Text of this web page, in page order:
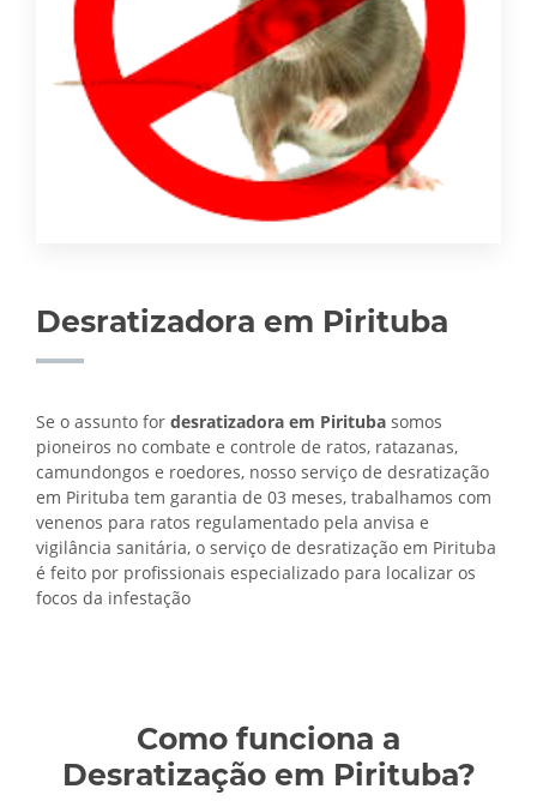
Desratizadora em Pirituba
Se o assunto for desratizadora em Pirituba somos
pioneiros no combate e controle de ratos, ratazanas,
camundongos e roedores, nosso serviço de desratização
em Pirituba tem garantia de 03 meses, trabalhamos com
venenos para ratos regulamentado pela anvisa e
vigilância sanitária, o serviço de desratização em Pirituba
é feito por profissionais especializado para localizar os
focos da infestação
Como funciona a
Desratização em Pirituba?